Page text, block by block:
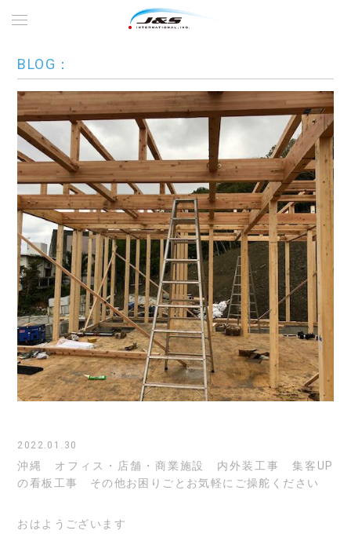
BLOG：
2022.01.30
沖縄 オフィス・店舗・商業施設 内外装工事 集客UP
の看板工事 その他お困りごとお気軽にご操舵ください
おはようございます